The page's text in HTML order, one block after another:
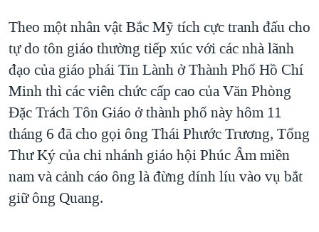
VĂN HOÁ
GIÁO DỤC
TRỊNH VĨNH BÌNH - NGƯỜI HẠ 'BÊN THẮNG CUỘC'
GROUND ZERO – XƯA VÀ NAY
CHI PHÍ CHIẾN TRANH AFGHANISTAN
CÁC GIÁ TRỊ CỘNG HÒA Ở VIỆT NAM
THƯỢNG ĐỈNH TRUMP-KIM TẠI VIỆT NAM
TRỊNH VĨNH BÌNH VS. CHÍNH PHỦ VIỆT NAM
NGƯ DÂN VIỆT VÀ LÀN SÓNG TRỘM HẢI SÂM
BÊN KIA QUỐC LỘ: TIẾNG VỌNG TỪ NÔNG THÔN MỸ
Ngôn ngữ khác
Theo một nhân vật Bắc Mỹ tích cực tranh đấu cho
tự do tôn giáo thường tiếp xúc với các nhà lãnh
đạo của giáo phái Tin Lành ở Thành Phố Hồ Chí
Minh thì các viên chức cấp cao của Văn Phòng
Đặc Trách Tôn Giáo ở thành phố này hôm 11
tháng 6 đã cho gọi ông Thái Phước Trương, Tổng
Thư Ký của chi nhánh giáo hội Phúc Âm miền
nam và cảnh cáo ông là đừng dính líu vào vụ bắt
giữ ông Quang.